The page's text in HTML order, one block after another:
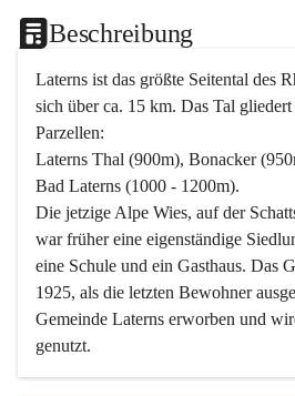
Beschreibung
Laterns ist das größte Seitental des
sich über ca. 15 km. Das Tal
Parzellen:
Laterns Thal (900m), Bonacker
Bad Laterns (1000 - 1200m).
Die jetzige Alpe Wies, auf der
war früher eine eigenständige
eine Schule und ein Gasthaus. Das
1925, als die letzten Bewohner
Gemeinde Laterns erworben und
genutzt.